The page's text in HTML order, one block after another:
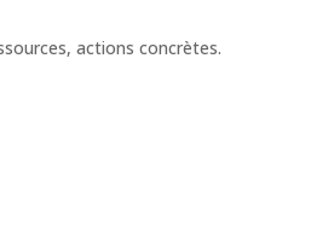
actions concrètes.